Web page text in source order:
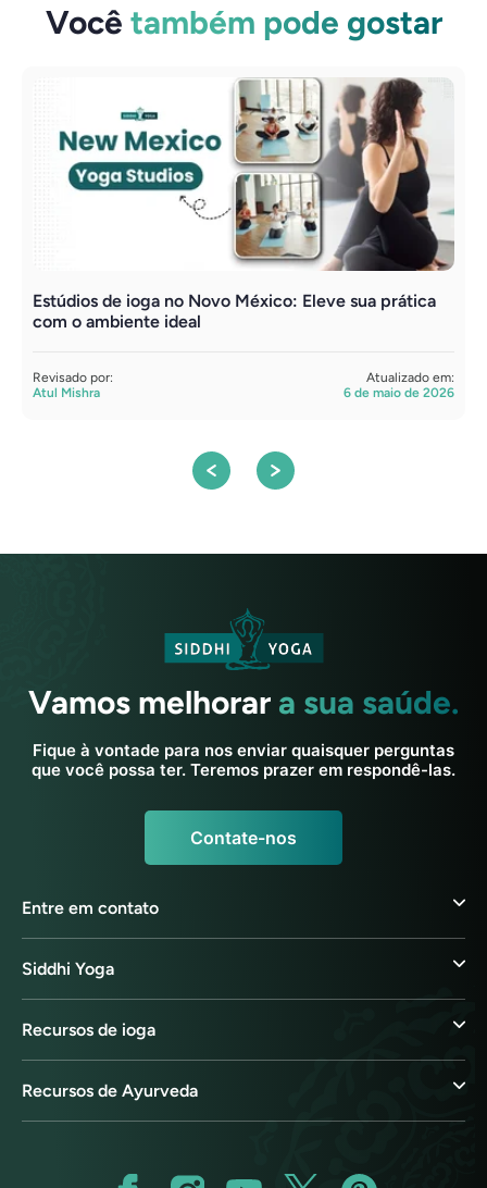
Você também pode gostar
Estúdios de ioga no Novo México: Eleve sua prática
com o ambiente ideal
Revisado por:
Atul Mishra
Atualizado em:
6 de maio de 2026
Vamos melhorar a sua saúde.
Fique à vontade para nos enviar quaisquer perguntas
que você possa ter. Teremos prazer em respondê-las.
Contate-nos
Entre em contato
Siddhi Yoga
Recursos de ioga
Recursos de Ayurveda